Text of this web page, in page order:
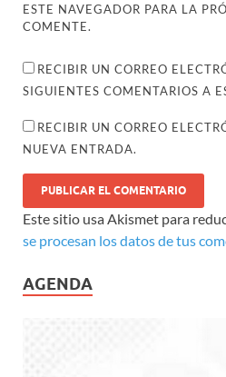
ESTE NAVEGADOR PARA LA
COMENTE.
RECIBIR UN CORREO
SIGUIENTES COMENTARIOS A
RECIBIR UN CORREO
NUEVA ENTRADA.
Este sitio usa Akismet para
se procesan los datos de tus
AGENDA